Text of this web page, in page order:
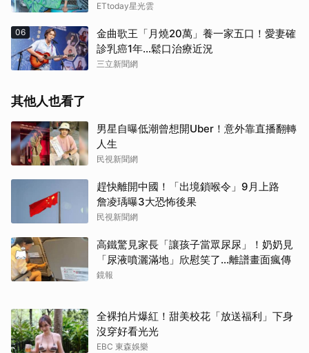
ETtoday星光雲
06
金曲歌王「月燒20萬」養一家五口！愛妻確
診乳癌1年…鬆口治療近況
三立新聞網
其他人也看了
男星自曝低潮曾想開Uber！意外靠直播翻轉
人生
民視新聞網
趕快離開中國！「出境鎖喉令」9月上路
詹凌瑀曝3大恐怖後果
民視新聞網
高鐵驚見家長「讓孩子當眾尿尿」！奶奶見
「尿液噴灑滿地」欣慰笑了…離譜畫面瘋傳
鏡報
全裸拍片爆紅！甜美校花「放送福利」下身
沒穿好看光光
EBC 東森娛樂